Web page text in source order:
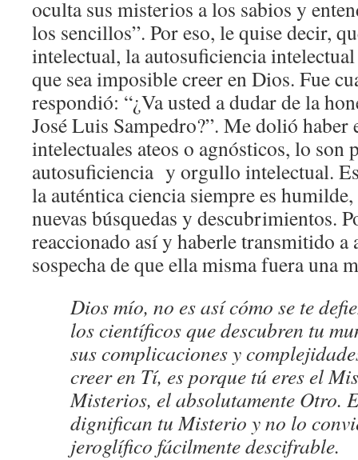
oculta sus misterios a los sabios y
los sencillos”. Por eso, le quise decir,
intelectual, la autosuficiencia
que sea imposible creer en Dios. Fue
respondió: “¿Va usted a dudar de la
José Luis Sampedro?”. Me dolió haber
intelectuales ateos o agnósticos, lo son
autosuficiencia y orgullo intelectual.
la auténtica ciencia siempre es
nuevas búsquedas y descubrimientos.
reaccionado así y haberle transmitido
sospecha de que ella misma fuera una
Dios mío, no es así cómo se te
los científicos que descubren tu
sus complicaciones y
creer en Tí, es porque tú eres el
Misterios, el absolutamente Otro.
dignifican tu Misterio y no lo
jeroglífico fácilmente descifrable.